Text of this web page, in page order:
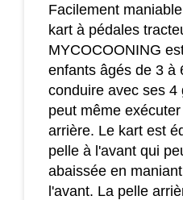
Facilement
kart à pédales
MYCOCOONING
enfants âgés de 3 à
conduire avec ses 4
peut même
arrière. Le kart est
pelle à l'avant qui
abaissée en
l'avant. La pelle